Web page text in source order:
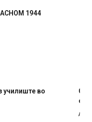
АСНОМ 1944
на генералите